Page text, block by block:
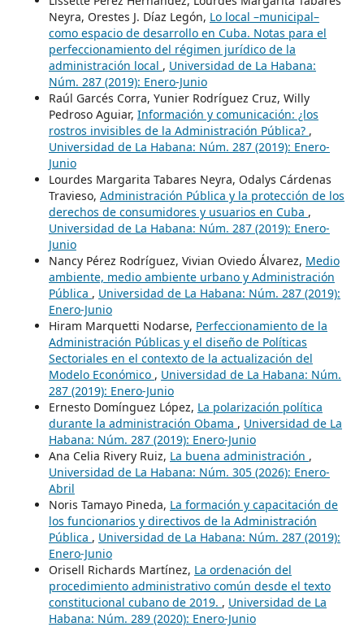
Neyra, Orestes J. Díaz Legón, Lo local –municipal–
como espacio de desarrollo en Cuba. Notas para el
perfeccionamiento del régimen jurídico de la
administración local , Universidad de La Habana:
Núm. 287 (2019): Enero-Junio
Raúl Garcés Corra, Yunier Rodríguez Cruz, Willy
Pedroso Aguiar, Información y comunicación: ¿los
rostros invisibles de la Administración Pública? ,
Universidad de La Habana: Núm. 287 (2019): Enero-
Junio
Lourdes Margarita Tabares Neyra, Odalys Cárdenas
Travieso, Administración Pública y la protección de los
derechos de consumidores y usuarios en Cuba ,
Universidad de La Habana: Núm. 287 (2019): Enero-
Junio
Nancy Pérez Rodríguez, Vivian Oviedo Álvarez, Medio
ambiente, medio ambiente urbano y Administración
Pública , Universidad de La Habana: Núm. 287 (2019):
Enero-Junio
Hiram Marquetti Nodarse, Perfeccionamiento de la
Administración Públicas y el diseño de Políticas
Sectoriales en el contexto de la actualización del
Modelo Económico , Universidad de La Habana: Núm.
287 (2019): Enero-Junio
Ernesto Domínguez López, La polarización política
durante la administración Obama , Universidad de La
Habana: Núm. 287 (2019): Enero-Junio
Ana Celia Rivery Ruiz, La buena administración ,
Universidad de La Habana: Núm. 305 (2026): Enero-
Abril
Noris Tamayo Pineda, La formación y capacitación de
los funcionarios y directivos de la Administración
Pública , Universidad de La Habana: Núm. 287 (2019):
Enero-Junio
Orisell Richards Martínez, La ordenación del
procedimiento administrativo común desde el texto
constitucional cubano de 2019. , Universidad de La
Habana: Núm. 289 (2020): Enero-Junio